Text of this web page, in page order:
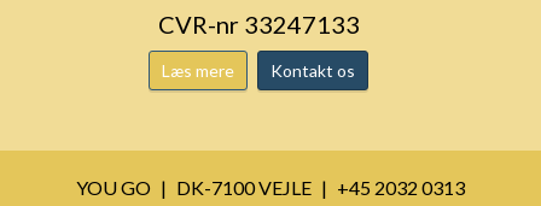
CVR-nr 33247133
Læs mere Kontakt os
YOU GO DK-7100 VEJLE
+45 2032 0313